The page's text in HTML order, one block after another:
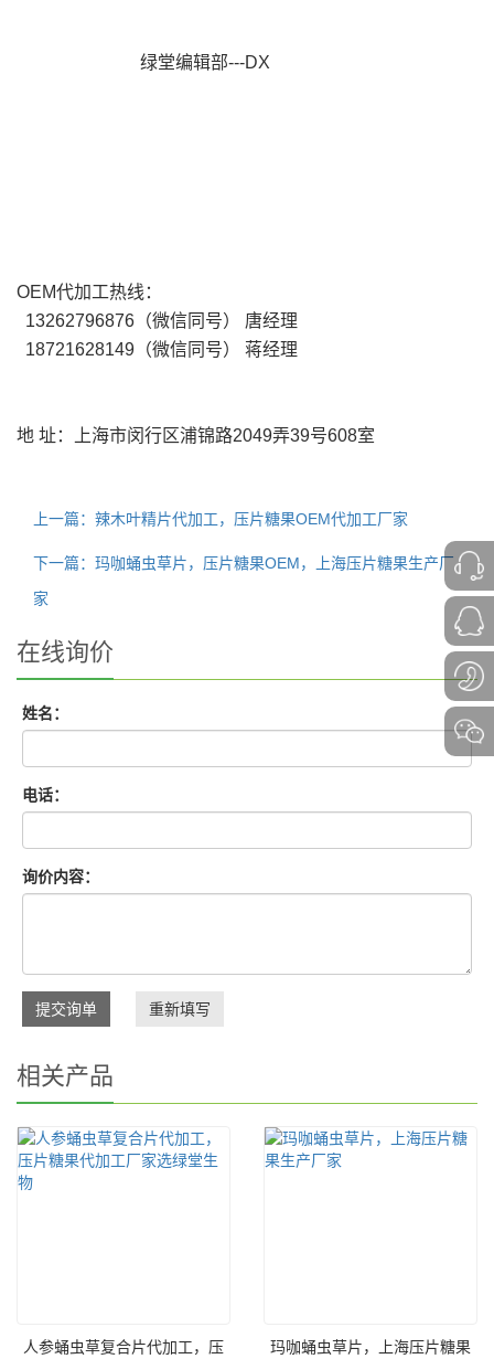
绿堂编辑部---DX
OEM代加工热线：
13262796876（微信同号） 唐经理
18721628149（微信同号） 蒋经理
地 址：上海市闵行区浦锦路2049弄39号608室
上一篇：辣木叶精片代加工，压片糖果OEM代加工厂家
下一篇：玛咖蛹虫草片，压片糖果OEM，上海压片糖果生产厂
家
在线询价
姓名：
电话：
询价内容：
提交询单 重新填写
相关产品
人参蛹虫草复合片代加工，压
玛咖蛹虫草片，上海压片糖果